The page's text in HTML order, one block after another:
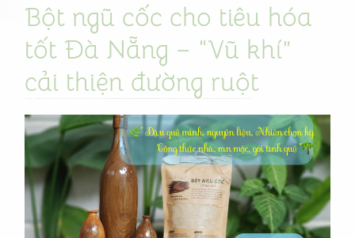
Bột ngũ cốc cho tiêu hóa
tốt Đà Nẵng – “Vũ khí”
cải thiện đường ruột
Bột
ngũ
cốc
cho
tiêu
hóa
tốt
Đà
Nẵng